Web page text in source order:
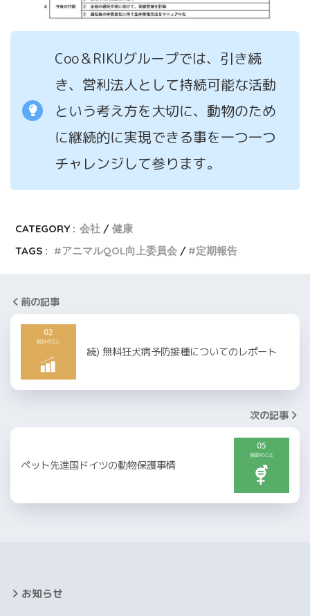
Coo＆RIKUグループでは、引き続
き、営利法人として持続可能な活動
という考え方を大切に、動物のため
に継続的に実現できる事を一つ一つ
チャレンジして参ります。
CATEGORY : 会社
健康
TAGS :
アニマルQOL向上委員会 定期報告
前の記事
続) 無料狂犬病予防接種についてのレポート
次の記事
ペット先進国ドイツの動物保護事情
お知らせ